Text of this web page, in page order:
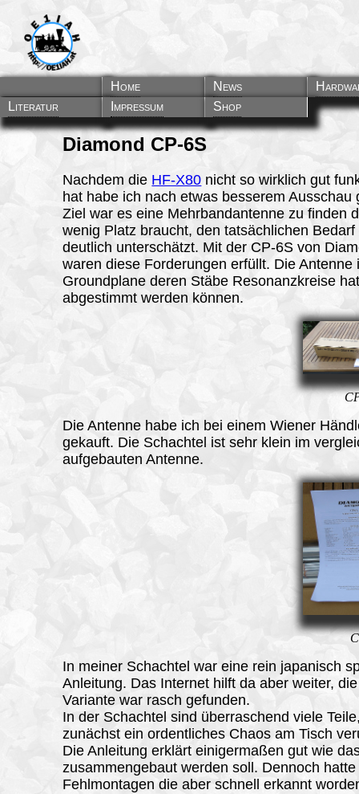
Home News
Literatur
Impressum Shop
Diamond CP-6S
Nachdem die HF-X80 nicht so wirklich gut
hat habe ich nach etwas besserem Ausschau
Ziel war es eine Mehrbandantenne zu finden
wenig Platz braucht, den tatsächlichen
deutlich unterschätzt. Mit der CP-6S von
waren diese Forderungen erfüllt. Die Antenne
Groundplane deren Stäbe Resonanzkreise
abgestimmt werden können.
Die Antenne habe ich bei einem Wiener
gekauft. Die Schachtel ist sehr klein im
aufgebauten Antenne.
In meiner Schachtel war eine rein japanisch
Anleitung. Das Internet hilft da aber weiter,
Variante war rasch gefunden.
In der Schachtel sind überraschend viele
zunächst ein ordentliches Chaos am Tisch
Die Anleitung erklärt einigermaßen gut wie
zusammengebaut werden soll. Dennoch
Fehlmontagen die aber schnell erkannt